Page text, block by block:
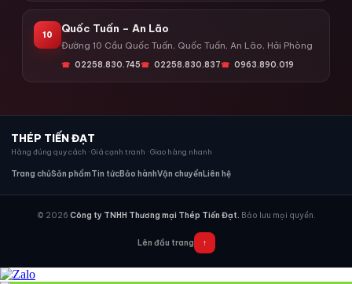
10
Quốc Tuấn – An Lão
Đường 10 Cầu Quốc Tuấn, Quốc Tuấn, An Lão, Hải Phòng
02258.830.745 02258.830.837 0963.890.019
THÉP TIẾN ĐẠT
Hàng đúng quy cách · Giá cạnh tranh · Giao hàng nhanh
Trang chủSản phẩmTin tứcBảo hànhVận chuyểnLiên hệ
© 2026 Công ty TNHH Thương mại Thép Tiến Đạt. Bảo lưu mọi quyền.
Lên đầu trang ↑